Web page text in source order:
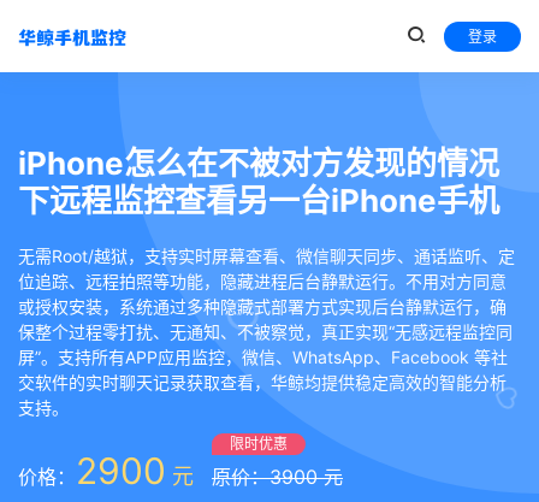
登录
iPhone怎么在不被对方发现的情况
下远程监控查看另一台iPhone手机
无需Root/越狱，支持实时屏幕查看、微信聊天同步、通话监听、定
位追踪、远程拍照等功能，隐藏进程后台静默运行。不用对方同意
或授权安装，系统通过多种隐藏式部署方式实现后台静默运行，确
保整个过程零打扰、无通知、不被察觉，真正实现“无感远程监控同
屏”。支持所有APP应用监控，微信、WhatsApp、Facebook 等社
交软件的实时聊天记录获取查看，华鲸均提供稳定高效的智能分析
支持。
价格： 2900 元
限时优惠
原价：3900 元